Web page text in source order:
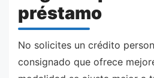
préstamo
No solicites un crédito
consignado que ofrece